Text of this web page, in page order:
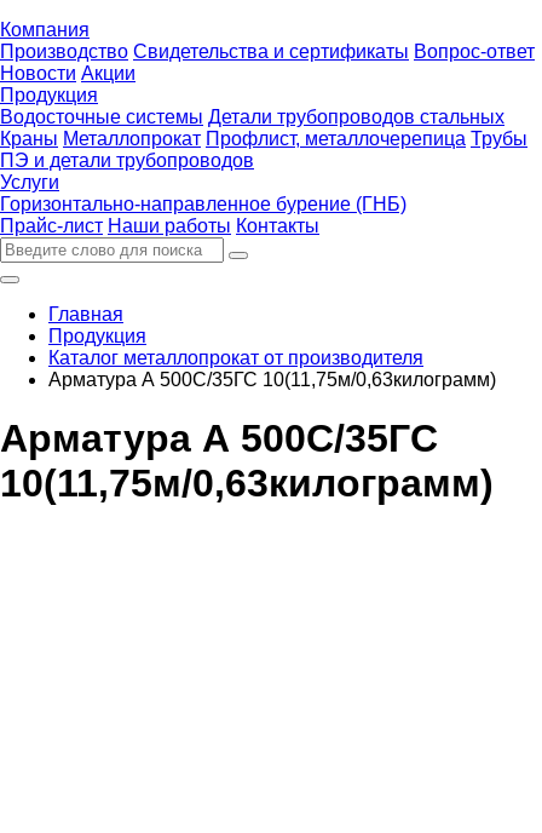
Компания
Производство Свидетельства и сертификаты Вопрос-ответ
Новости Акции
Продукция
Водосточные системы Детали трубопроводов стальных
Краны Металлопрокат Профлист, металлочерепица Трубы
ПЭ и детали трубопроводов
Услуги
Горизонтально-направленное бурение (ГНБ)
Прайс-лист Наши работы Контакты
Главная
Продукция
Каталог металлопрокат от производителя
Арматура А 500С/35ГС 10(11,75м/0,63килограмм)
Арматура А 500С/35ГС
10(11,75м/0,63килограмм)